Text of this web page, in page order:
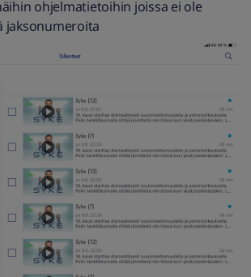
ohjelmatietoihin joissa ei ole
jaksonumeroita